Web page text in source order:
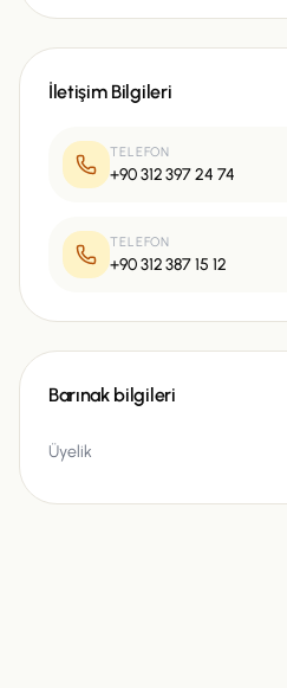
İletişim Bilgileri
TELEFON
+90 312 397 24 74
TELEFON
+90 312 387 15 12
Barınak bilgileri
Üyelik